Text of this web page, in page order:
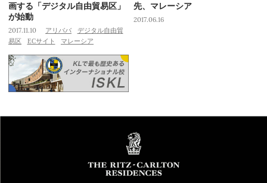
画する「デジタル自由貿易区」
が始動
2017.11.10 アリババ
デジタル自由貿
易区
ECサイト マレーシア
先、マレーシア
2017.06.16